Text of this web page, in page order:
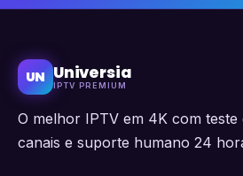
UN Universia
IPTV PREMIUM
O melhor IPTV em 4K com teste
canais e suporte humano 24